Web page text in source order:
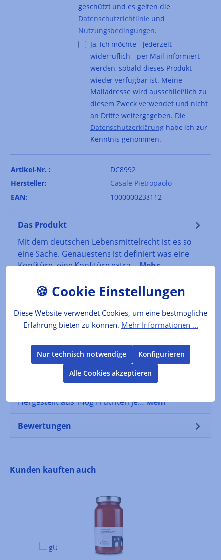
geschützt und es gelten die
Datenschutzrichtlinie und
Nutzungsbedingungen.
Ja, ich möchte - jederzeit
widerruflich - per Mail informiert
werden, sobald dieses Produkt
wieder verfügbar ist. Meine
Mailadresse wird ausschließlich zu
diesem Zweck verwendet und nicht
an Dritte weitergegeben. Die
Datenschutzerklärunghabe ich zur
Kenntnis genommen.
Artikel-Nr. :
DC8992
Hersteller:
Casale Pietropaolo
EAN:
1000000238112
Das Produkt
Mit dem deutschen Lebensmittelrecht ist es so
eine Sache. Genauestens ist definiert was eine
Konfitüre, eine Konfitüre extra…Mehr
Der Produzent
Folgende Infos zum Hersteller sind verfübar...
Mehr
Lebensmittelkennzeichnung
Verkehrsbezeichnung: Feigen Fruchtaufstrich
Hergestellt aus 140g Früchten je…Mehr
Bewertungen
Produktgalerie überspringen
Kunden kauften auch
Diese Website verwendet Cookies, um eine bestmögliche
Erfahrung bieten zu können. Mehr Informationen ...
Nur technisch notwendige
Konfigurieren
Alle Cookies akzeptieren